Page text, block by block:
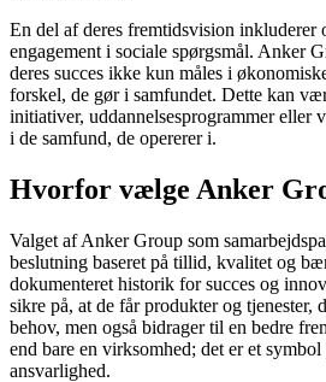
En del af deres fremtidsvision inkluderer
engagement i sociale spørgsmål. Anker
deres succes ikke kun måles i
forskel, de gør i samfundet. Dette kan
initiativer, uddannelsesprogrammer eller
i de samfund, de opererer i.
Hvorfor vælge Anker
Valget af Anker Group som
beslutning baseret på tillid, kvalitet og
dokumenteret historik for succes og
sikre på, at de får produkter og tjenester,
behov, men også bidrager til en bedre
end bare en virksomhed; det er et
ansvarlighed.